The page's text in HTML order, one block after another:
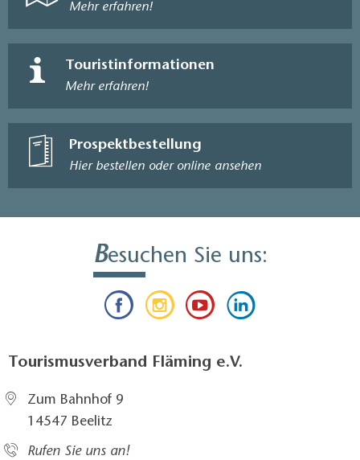
Mehr erfahren!
Touristinformationen
Mehr erfahren!
Prospektbestellung
Hier bestellen oder online ansehen
Besuchen Sie uns:
Tourismusverband Fläming e.V.
Zum Bahnhof 9
14547 Beelitz
Rufen Sie uns an!